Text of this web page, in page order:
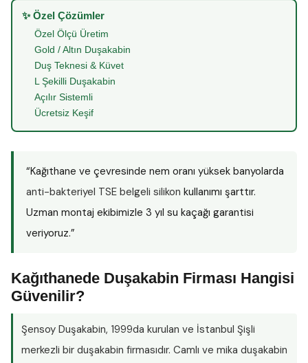
✨ Özel Çözümler
Özel Ölçü Üretim
Gold / Altın Duşakabin
Duş Teknesi & Küvet
L Şekilli Duşakabin
Açılır Sistemli
Ücretsiz Keşif
“Kağıthane ve çevresinde nem oranı yüksek banyolarda
anti-bakteriyel TSE belgeli silikon kullanımı şarttır.
Uzman montaj ekibimizle 3 yıl su kaçağı garantisi
veriyoruz.”
Kağıthanede Duşakabin Firması Hangisi
Güvenilir?
Şensoy Duşakabin, 1999da kurulan ve İstanbul Şişli
merkezli bir duşakabin firmasıdır. Camlı ve mika duşakabin